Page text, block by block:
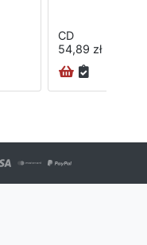
CD
54,89 zł